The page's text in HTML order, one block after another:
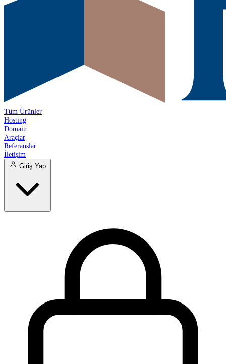
Tüm Ürünler
Hosting
Domain
Araçlar
Referanslar
İletişim
Giriş Yap